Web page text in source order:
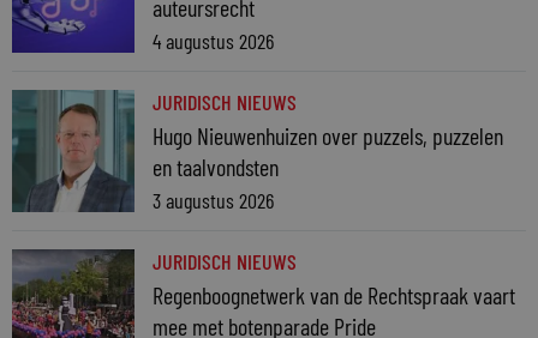
auteursrecht
4 augustus 2026
JURIDISCH NIEUWS
Hugo Nieuwenhuizen over puzzels, puzzelen
en taalvondsten
3 augustus 2026
JURIDISCH NIEUWS
Regenboognetwerk van de Rechtspraak vaart
mee met botenparade Pride